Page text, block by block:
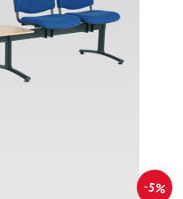
5%